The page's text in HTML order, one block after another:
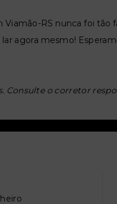
RS nunca foi tão
agora mesmo!
Consulte o corretor